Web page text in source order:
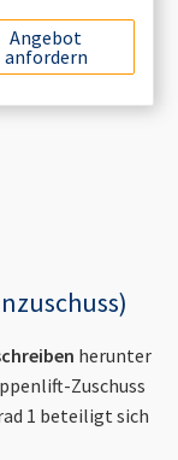
Angebot
anfordern
herunter
Zuschuss
1 beteiligt sich